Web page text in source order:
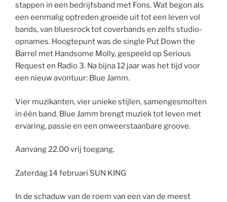
stappen in een bedrijfsband met Fons. Wat begon als
een eenmalig optreden groeide uit tot een leven vol
bands, van bluesrock tot coverbands en zelfs studio-
opnames. Hoogtepunt was de single Put Down the
Barrel met Handsome Molly, gespeeld op Serious
Request en Radio 3. Na bijna 12 jaar was het tijd voor
een nieuw avontuur: Blue Jamm.
Vier muzikanten, vier unieke stijlen, samengesmolten
in één band. Blue Jamm brengt muziek tot leven met
ervaring, passie en een onweerstaanbare groove.
Aanvang 22.00 vrij toegang.
Zaterdag 14 februari SUN KING
In de schaduw van de roem van een van de meest